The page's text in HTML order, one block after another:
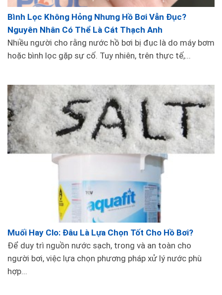
Bình Lọc Không Hỏng Nhưng Hồ Bơi Vẫn Đục?
Nguyên Nhân Có Thể Là Cát Thạch Anh
Nhiều người cho rằng nước hồ bơi bị đục là do máy bơm
hoặc bình lọc gặp sự cố. Tuy nhiên, trên thực tế,...
Muối Hay Clo: Đâu Là Lựa Chọn Tốt Cho Hồ Bơi?
Để duy trì nguồn nước sạch, trong và an toàn cho
người bơi, việc lựa chọn phương pháp xử lý nước phù
hợp...